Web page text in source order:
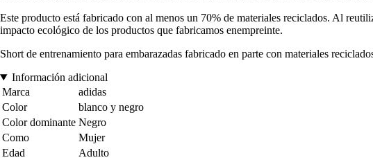
Este producto está fabricado con al menos un 70% de materiales reciclados. Al
impacto ecológico de los productos que fabricamos enempreinte.
Short de entrenamiento para embarazadas fabricado en parte con materiales
Información adicional
Marca
adidas
Color
blanco y negro
Color dominante Negro
Como
Mujer
Edad
Adulto